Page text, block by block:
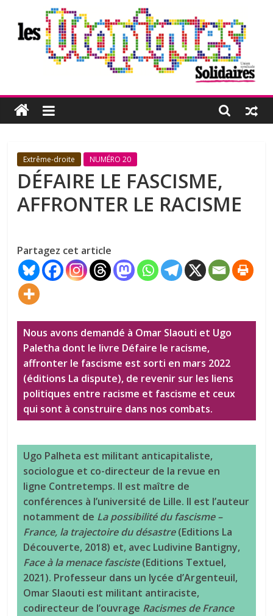
contenu
Les
Utopiques
Revue
réflexion
éditée
par
syndicale
Solidaires
Extrême-droite NUMÉRO 20
DÉFAIRE LE FASCISME,
AFFRONTER LE RACISME
Partagez cet article
Nous avons demandé à Omar Slaouti et Ugo
Paletha dont le livre Défaire le racisme,
affronter le fascisme est sorti en mars 2022
(éditions La dispute), de revenir sur les liens
politiques entre racisme et fascisme et ceux
qui sont à construire dans nos combats.
Ugo Palheta est militant anticapitaliste,
sociologue et co-directeur de la revue en
ligne Contretemps. Il est maître de
conférences à l’université de Lille. Il est l’auteur
notamment de La possibilité du fascisme –
France, la trajectoire du désastre(Editions La
Découverte, 2018) et, avec Ludivine Bantigny,
Face à la menace fasciste(Editions Textuel,
2021). Professeur dans un lycée d’Argenteuil,
Omar Slaouti est militant antiraciste,
codirecteur de l’ouvrage Racismes de France